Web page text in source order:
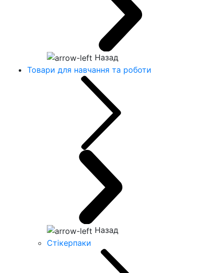
Назад
Товари для навчання та роботи
Назад
Стікерпаки